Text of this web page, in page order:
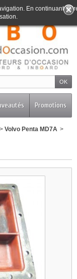
Promotions
En continuant
> Volvo Penta MD7A >